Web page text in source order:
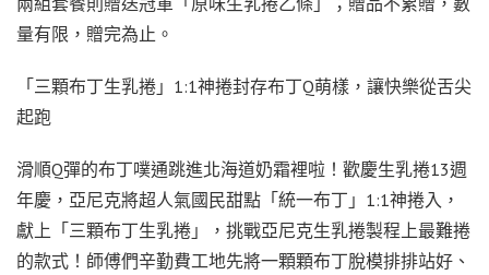
量有限，贈完為止。
「三顆布丁生乳捲」1:1神捲封存布丁Q萌樣，讓快樂從舌尖
起跑
滑順Q彈的布丁噗通跳進北海道奶霜裡啦！歡慶生乳捲13週
年慶，亞尼克將超人氣國民甜點「統一布丁」1:1神捲入，
獻上「三顆布丁生乳捲」，挑戰亞尼克生乳捲製程上最難捲
的款式！師傅們辛勤費工地先將一顆顆布丁脫模排排站好、